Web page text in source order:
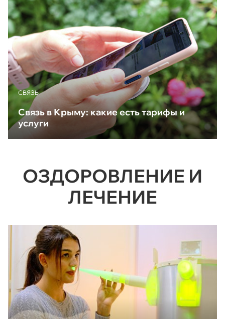
CВЯЗЬ
Связь в Крыму: какие есть тарифы и
услуги
ОЗДОРОВЛЕНИЕ И
ЛЕЧЕНИЕ